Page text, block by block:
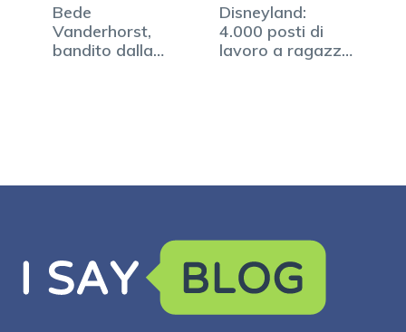
Bede
Vanderhorst,
bandito dalla
Disneyland:
4.000 posti di
lavoro a ragazzi